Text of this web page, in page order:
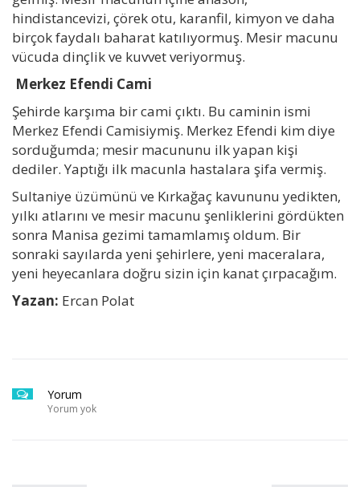
hindistancevizi, çörek otu, karanfil, kimyon ve daha
birçok faydalı baharat katılıyormuş. Mesir macunu
vücuda dinçlik ve kuvvet veriyormuş.
Merkez Efendi Cami
Şehirde karşıma bir cami çıktı. Bu caminin ismi
Merkez Efendi Camisiymiş. Merkez Efendi kim diye
sorduğumda; mesir macununu ilk yapan kişi
dediler. Yaptığı ilk macunla hastalara şifa vermiş.
Sultaniye üzümünü ve Kırkağaç kavununu yedikten,
yılkı atlarını ve mesir macunu şenliklerini gördükten
sonra Manisa gezimi tamamlamış oldum. Bir
sonraki sayılarda yeni şehirlere, yeni maceralara,
yeni heyecanlara doğru sizin için kanat çırpacağım.
Yazan: Ercan Polat
Yorum
Yorum yok